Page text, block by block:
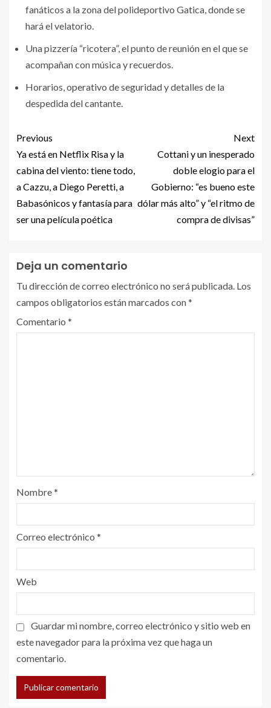
fanáticos a la zona del polideportivo Gatica, donde se
hará el velatorio.
Una pizzería “ricotera”, el punto de reunión en el que se
acompañan con música y recuerdos.
Horarios, operativo de seguridad y detalles de la
despedida del cantante.
Previous
Ya está en Netflix Risa y la
cabina del viento: tiene todo,
a Cazzu, a Diego Peretti, a
Babasónicos y fantasía para
ser una película poética
Next
Cottani y un inesperado
doble elogio para el
Gobierno: “es bueno este
dólar más alto” y “el ritmo de
compra de divisas”
Deja un comentario
Tu dirección de correo electrónico no será publicada. Los
campos obligatorios están marcados con*
Comentario *
Nombre*
Correo electrónico *
Web
Guardar mi nombre, correo electrónico y sitio web en
este navegador para la próxima vez que haga un
comentario.